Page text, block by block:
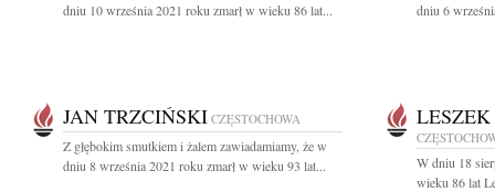
dniu 10 września 2021 roku zmarł w wieku 86 lat...
dniu 6
JAN TRZCIŃSKI CZĘSTOCHOWA
Z głębokim smutkiem i żalem zawiadamiamy, że w
dniu 8 września 2021 roku zmarł w wieku 93 lat...
W dniu 18
wieku 86 lat